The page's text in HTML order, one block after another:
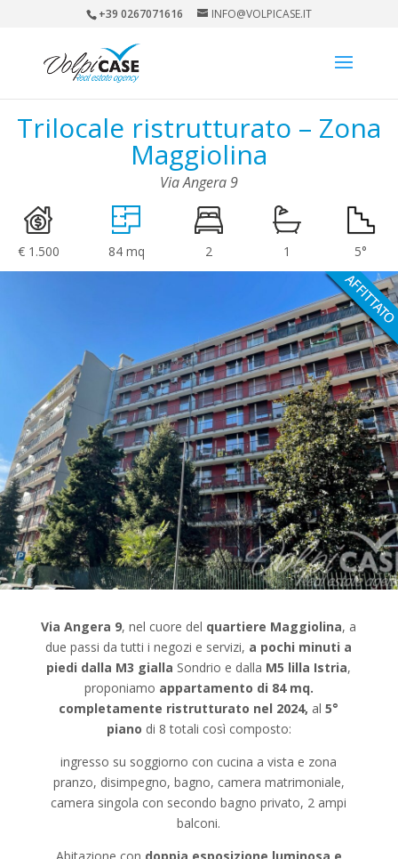
+39 0267071616 INFO@VOLPICASE.IT
Trilocale ristrutturato – Zona
Maggiolina
Via Angera 9
€ 1.500 84 mq 2 1 5°
Via Angera 9, nel cuore del quartiere Maggiolina, a
due passi da tutti i negozi e servizi, a pochi minuti a
piedi dalla M3 gialla Sondrio e dalla M5 lilla Istria,
proponiamo appartamento di 84 mq.
completamente ristrutturato nel 2024, al 5°
piano di 8 totali così composto:
ingresso su soggiorno con cucina a vista e zona
pranzo, disimpegno, bagno, camera matrimoniale,
camera singola con secondo bagno privato, 2 ampi
balconi.